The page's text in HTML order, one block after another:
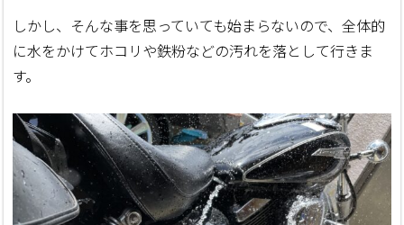
しかし、そんな事を思っていても始まらないので、全体的
に水をかけてホコリや鉄粉などの汚れを落として行きま
す。